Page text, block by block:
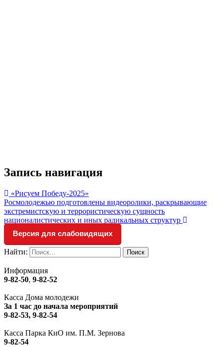
Запись навигация
«Рисуем Победу-2025»
Росмолодежью подготовлены видеоролики, раскрывающие
экстремистскую и террористическую сущность
националистических и иных радикальных структур
Версия для слабовидящих
Найти:
Информация
9-82-50, 9-82-52
Касса Дома молодежи
За 1 час до начала мероприятий
9-82-53, 9-82-54
Касса Парка КиО им. П.М. Зернова
9-82-54